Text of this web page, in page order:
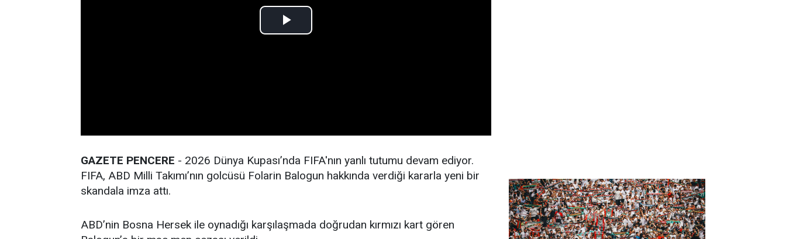
GAZETE PENCERE - 2026 Dünya Kupası’nda FIFA'nın yanlı tutumu devam ediyor.
FIFA, ABD Milli Takımı’nın golcüsü Folarin Balogun hakkında verdiği kararla yeni bir
skandala imza attı.
ABD’nin Bosna Hersek ile oynadığı karşılaşmada doğrudan kırmızı kart gören